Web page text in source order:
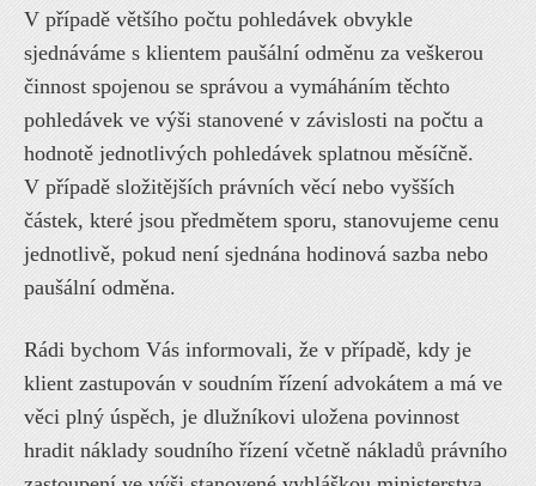
V případě většího počtu pohledávek obvykle
sjednáváme s klientem paušální odměnu za veškerou
činnost spojenou se správou a vymáháním těchto
pohledávek ve výši stanovené v závislosti na počtu a
hodnotě jednotlivých pohledávek splatnou měsíčně.
V případě složitějších právních věcí nebo vyšších
částek, které jsou předmětem sporu, stanovujeme cenu
jednotlivě, pokud není sjednána hodinová sazba nebo
paušální odměna.
Rádi bychom Vás informovali, že v případě, kdy je
klient zastupován v soudním řízení advokátem a má ve
věci plný úspěch, je dlužníkovi uložena povinnost
hradit náklady soudního řízení včetně nákladů právního